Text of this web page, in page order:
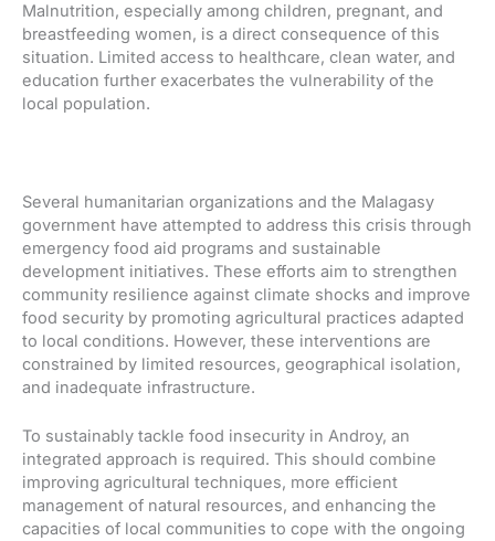
Malnutrition, especially among children, pregnant, and
breastfeeding women, is a direct consequence of this
situation. Limited access to healthcare, clean water, and
education further exacerbates the vulnerability of the
local population.
Several humanitarian organizations and the Malagasy
government have attempted to address this crisis through
emergency food aid programs and sustainable
development initiatives. These efforts aim to strengthen
community resilience against climate shocks and improve
food security by promoting agricultural practices adapted
to local conditions. However, these interventions are
constrained by limited resources, geographical isolation,
and inadequate infrastructure.
To sustainably tackle food insecurity in Androy, an
integrated approach is required. This should combine
improving agricultural techniques, more efficient
management of natural resources, and enhancing the
capacities of local communities to cope with the ongoing